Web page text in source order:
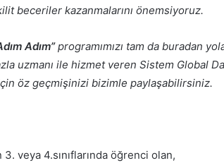
beceriler kazanmalarını önemsiyoruz.
Adım”programımızı tam da buradan
uzmanı ile hizmet veren Sistem Global
öz geçmişinizi bizimle paylaşabilirsiniz.
veya 4.sınıflarında öğrenci olan,